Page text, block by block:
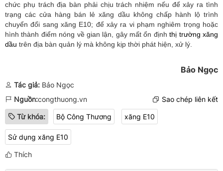
chức phụ trách địa bàn phải chịu trách nhiệm nếu để xảy ra tình
trạng các cửa hàng bán lẻ xăng dầu không chấp hành lộ trình
chuyển đổi sang xăng E10; để xảy ra vi phạm nghiêm trọng hoặc
hình thành điểm nóng về gian lận, gây mất ổn địnhthị trường xăng
dầu trên địa bàn quản lý mà không kịp thời phát hiện, xử lý.
Bảo Ngọc
Tác giả: Bảo Ngọc
Nguồn:congthuong.vn Sao chép liên kết
Từ khóa: Bộ Công Thương xăng E10
Sử dụng xăng E10
Thích